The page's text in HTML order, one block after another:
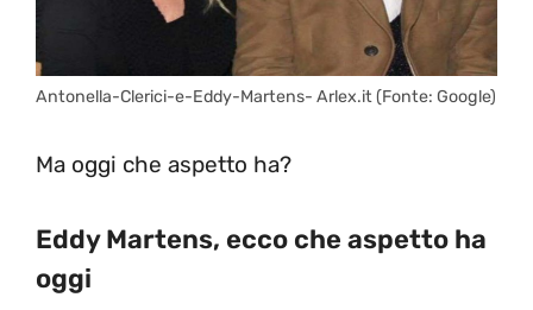
Antonella-Clerici-e-Eddy-Martens- Arlex.it (Fonte: Google)
Ma oggi che aspetto ha?
Eddy Martens, ecco che aspetto ha
oggi